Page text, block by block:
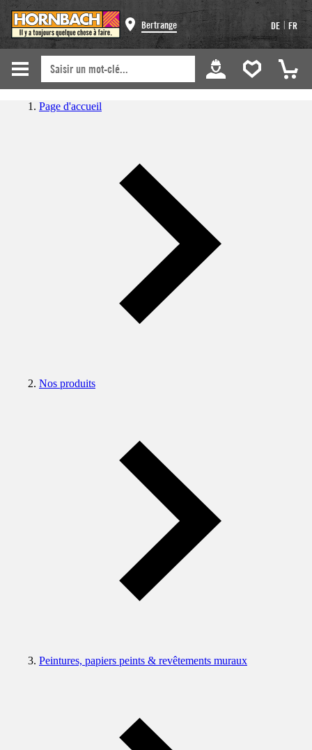
Bertrange DE | FR
Page d'accueil
Nos produits
Peintures, papiers peints & revêtements muraux